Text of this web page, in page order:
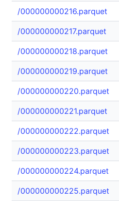
/000000000216.parquet
/000000000217.parquet
/000000000218.parquet
/000000000219.parquet
/000000000220.parquet
/000000000221.parquet
/000000000222.parquet
/000000000223.parquet
/000000000224.parquet
/000000000225.parquet